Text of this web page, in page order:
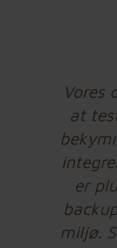
Vores
at
er
miljø.